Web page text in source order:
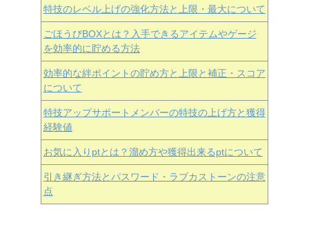
特技のレベル上げの強化方法と上限・最大について
ごほうびBOXとは？入手できるアイテムやゲージ
を効率的に貯める方法
効率的な絆ポイントの貯め方と上限と補正・スコア
について
特技アップサポートメンバーの特技の上げ方と獲得
経験値
お気に入りptとは？溜め方や獲得出来るptについて
引き継ぎ方法とパスワード・ラブカストーンの注意
点